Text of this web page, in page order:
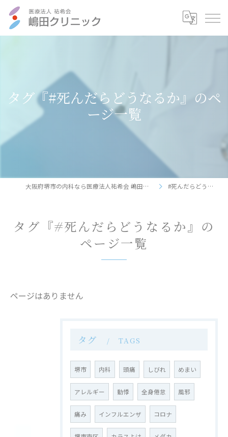
タグ『#死んだらどうなるか』のペ
ージ一覧
大阪府堺市の内科なら医療法人祐希会 嶋田クリニック #死んだらどうなるか
タグ『#死んだらどうなるか』の
ページ一覧
ページはありません
タグ TAGS
堺市 内科 頭痛 しびれ めまい
アレルギー 動悸 全身倦怠 風邪
痛み インフルエンザ コロナ